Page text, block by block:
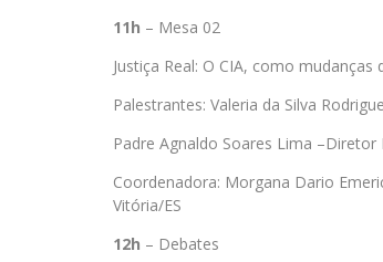
11h – Mesa 02
Justiça Real: O CIA, como mudanças
Palestrantes: Valeria da Silva
Padre Agnaldo Soares Lima
Coordenadora: Morgana Dario
Vitória/ES
12h – Debates